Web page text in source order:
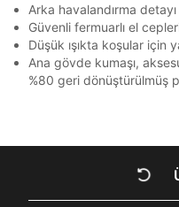
Arka havalandırma
Güvenli fermuarlı el
Düşük ışıkta koşular için
Ana gövde kumaşı,
%80 geri dönüştürülmüş
Sms
E-mail
Çağrı Merkezi /
Kişisel verilerimin
verilerimin
amacıyla
internet sitesi